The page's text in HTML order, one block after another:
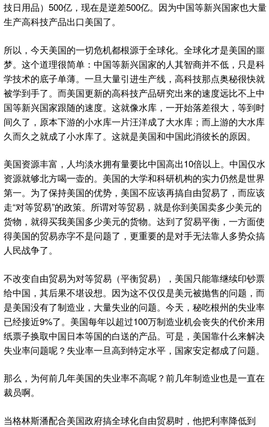
技日用品）500亿，现在是逆差500亿。因为中国等新兴国家也大量
生产高科技产品出口美国了。
所以，今天美国的一切危机都根源于全球化。全球化才是美国的噩
梦。这个道理很简单：中国等新兴国家的人其智商并不低，只是科
学技术的底子单薄。一旦大量引进生产线，高科技那点奥秘很快就
被学到手了。而美国更新的高科技产品研究出来的速度远比不上中
国等新兴国家跟随的速度。这就像水库，一开始落差很大，等到时
间久了，原本下游的小水库一片汪洋成了大水库；而上游的大水库
久而久之就成了小水库了。这就是美国和中国此消彼长的原因。
美国资源丰富，人均淡水拥有量要比中国高出10倍以上。中国仅水
资源就够北方喝一壶的。美国的大学和科研机构的实力仍然是世界
第一。为了保持美国的优势，美国不应该再搞自由贸易了，而应该
走“对等贸易”的政策。所谓对等贸易，就是你到美国卖多少美元的
货物，就得买我美国多少美元的货物。达到了贸易平衡，一方面使
得美国的贸易赤字不是问题了，更重要的是对手无法靠人多势众搞
人民战争了。
不改变自由贸易为对等贸易（平衡贸易），美国只能靠继续印钞票
给中国，其后果不堪设想。因为这不仅仅是美元被抛售的问题，而
是美国没有了制造业，大量失业的问题。今天，秘吃根州的失业率
已经接近9%了。美国每年以超过100万制造业机会丧失的代价来用
纸票子换取中国日本等国的白送的产品。可是，美国靠什么来解决
失业率问题呢？失业率一旦高到特定水平，国家安定都成了问题。
那么，为何前几年美国的失业率不高呢？前几年制造业也是一直在
裁员啊。
当格林斯潘配合美国政府搞全球化自由贸易时，他把利率降低到